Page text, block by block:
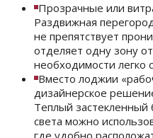
Прозрачные или
Раздвижная
не препятствует
отделяет одну зону
необходимости легко
Вместо лоджии
дизайнерское
Теплый застекленный
света можно